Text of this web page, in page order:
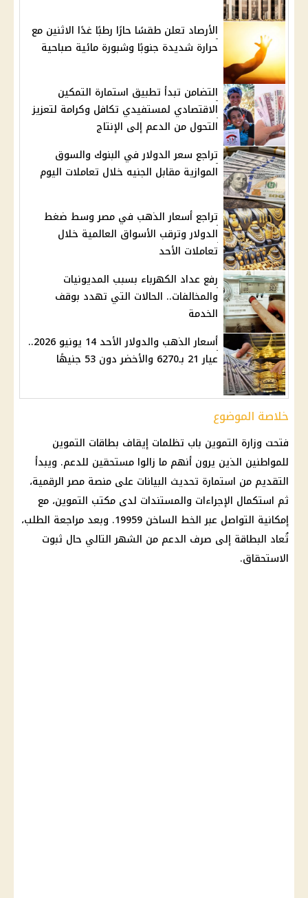
الأرصاد تعلن طقسًا حارًا رطبًا غدًا الاثنين مع
حرارة شديدة جنوبًا وشبورة مائية صباحية
التضامن تبدأ تطبيق استمارة التمكين
الاقتصادي لمستفيدي تكافل وكرامة لتعزيز
التحول من الدعم إلى الإنتاج
تراجع سعر الدولار في البنوك والسوق
الموازية مقابل الجنيه خلال تعاملات اليوم
تراجع أسعار الذهب في مصر وسط ضغط
الدولار وترقب الأسواق العالمية خلال
تعاملات الأحد
رفع عداد الكهرباء بسبب المديونيات
والمخالفات.. الحالات التي تهدد بوقف
الخدمة
أسعار الذهب والدولار الأحد 14 يونيو 2026..
عيار 21 بـ6270 والأخضر دون 53 جنيهًا
خلاصة الموضوع
فتحت وزارة التموين باب تظلمات إيقاف بطاقات التموين
للمواطنين الذين يرون أنهم ما زالوا مستحقين للدعم. ويبدأ
التقديم من استمارة تحديث البيانات على منصة مصر الرقمية،
ثم استكمال الإجراءات والمستندات لدى مكتب التموين، مع
إمكانية التواصل عبر الخط الساخن 19959. وبعد مراجعة الطلب،
تُعاد البطاقة إلى صرف الدعم من الشهر التالي حال ثبوت
الاستحقاق.